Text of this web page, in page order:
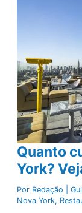
Quanto
York?
Por Redação |
Nova York,